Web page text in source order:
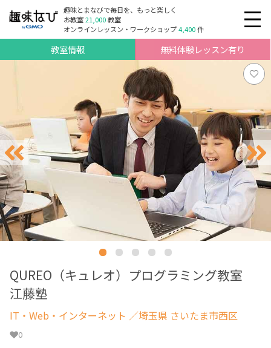
趣味とまなびで毎日を、もっと楽しく
お教室21,000教室
オンラインレッスン・ワークショップ4,400件
教室情報 無料体験レッスン有り
QUREO（キュレオ）プログラミング教室
江藤塾
IT・Web・インターネット ／埼玉県 さいたま市西区
0